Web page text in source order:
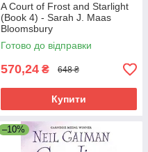
A Court of Frost and Starlight
(Book 4) - Sarah J. Maas
Bloomsbury
Готово до відправки
570,24 ₴ 648 ₴
Купити
–10%